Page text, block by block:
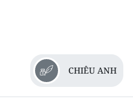
CHIÊU ANH